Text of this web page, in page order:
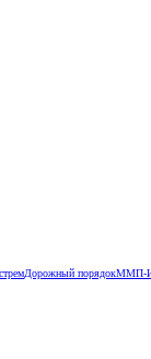
Дорожный порядокММП-